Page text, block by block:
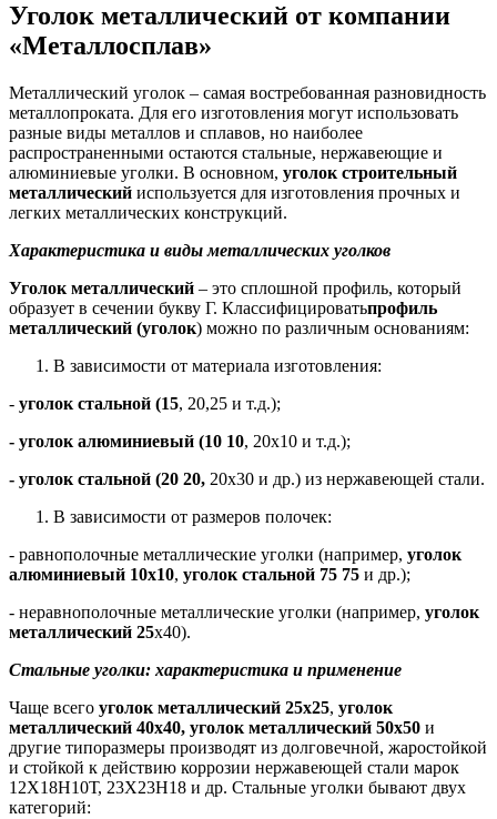
Уголок металлический от компании
«Металлосплав»
Металлический уголок – самая востребованная разновидность
металлопроката. Для его изготовления могут использовать
разные виды металлов и сплавов, но наиболее
распространенными остаются стальные, нержавеющие и
алюминиевые уголки. В основном, уголок строительный
металлический используется для изготовления прочных и
легких металлических конструкций.
Характеристика и виды металлических уголков
Уголок металлический – это сплошной профиль, который
образует в сечении букву Г. Классифицироватьпрофиль
металлический (уголок) можно по различным основаниям:
В зависимости от материала изготовления:
- уголок стальной (15, 20,25 и т.д.);
- уголок алюминиевый (10 10, 20х10 и т.д.);
- уголок стальной (20 20, 20х30 и др.) из нержавеющей стали.
В зависимости от размеров полочек:
- равнополочные металлические уголки (например, уголок
алюминиевый 10х10, уголок стальной 75 75 и др.);
- неравнополочные металлические уголки (например, уголок
металлический 25х40).
Стальные уголки: характеристика и применение
Чаще всего уголок металлический 25х25, уголок
металлический 40х40, уголок металлический 50х50 и
другие типоразмеры производят из долговечной, жаростойкой
и стойкой к действию коррозии нержавеющей стали марок
12Х18Н10Т, 23Х23Н18 и др. Стальные уголки бывают двух
категорий: